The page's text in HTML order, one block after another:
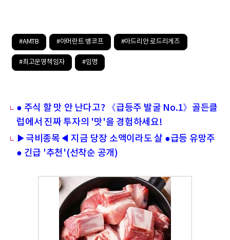
#AMTB #아머란트 뱅코프 #아드리안 로드리게즈
#최고운영책임자 #임명
● 주식 할 맛 안 난다고? 《급등주 발굴 No.1》골든클
럽에서 진짜 투자의 '맛'을 경험하세요!
▶극비종목◀ 지금 당장 소액이라도 살 ●급등 유망주
● 긴급 '추천'(선착순 공개)